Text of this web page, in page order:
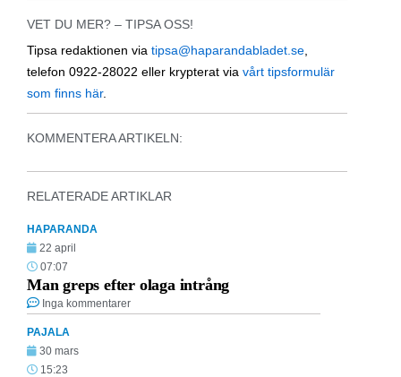
VET DU MER? – TIPSA OSS!
Tipsa redaktionen via tipsa@haparandabladet.se
telefon 0922-28022 eller krypterat via vårt tipsformulär
som finns här.
KOMMENTERA ARTIKELN:
RELATERADE ARTIKLAR
HAPARANDA
22 april
07:07
Man greps efter olaga intrång
Inga kommentarer
PAJALA
30 mars
15:23